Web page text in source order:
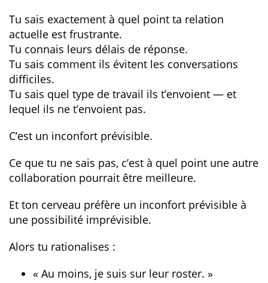
Tu sais exactement à quel point ta relation
actuelle est frustrante.
Tu connais leurs délais de réponse.
Tu sais comment ils évitent les conversations
difficiles.
Tu sais quel type de travail ils t’envoient — et
lequel ils ne t’envoient pas.
C’est un inconfort prévisible.
Ce que tu ne sais pas, c’est à quel point une autre
collaboration pourrait être meilleure.
Et ton cerveau préfère un inconfort prévisible à
une possibilité imprévisible.
Alors tu rationalises :
« Au moins, je suis sur leur roster. »